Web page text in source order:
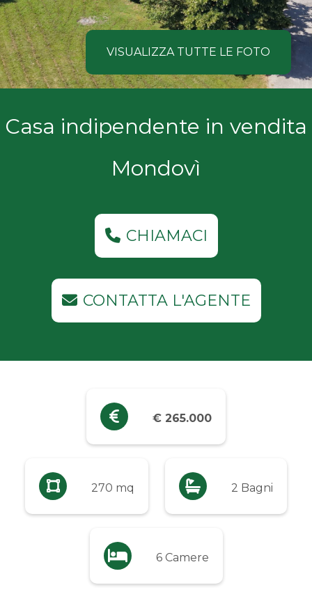
VISUALIZZA TUTTE LE FOTO
Casa indipendente in vendita
Mondovì
CHIAMACI
CONTATTA L'AGENTE
€ 265.000
270 mq 2 Bagni
6 Camere
COSA
CERCANO
NOSTRI
Comune
Tipologia
-
Industriali
Fino a € 5.000
Da € 10.000 a € 20.000